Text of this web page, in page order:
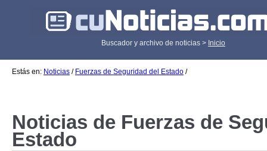
Buscador y archivo de noticias > Inicio
Estás en: Noticias / Fuerzas de Seguridad del Estado /
Noticias de Fuerzas de
Estado